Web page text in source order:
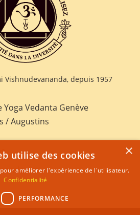
Vishnudevananda, depuis 1957
Vedanta Genève
/ Augustins
×
utilise des cookies
améliorer l'expérience de l'utilisateur.
Confidentialité
PERFORMANCE